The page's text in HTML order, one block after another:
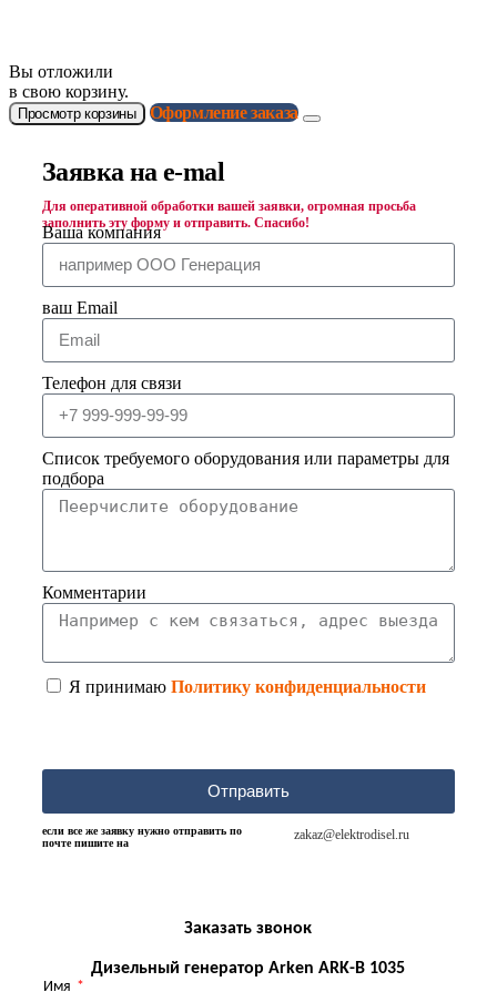
Вы отложили
в свою корзину.
Просмотр корзины Оформление заказа
Заявка на e-mal
Для оперативной обработки вашей заявки, огромная просьба
заполнить эту форму и отправить. Спасибо!
Ваша компания
ваш Email
Телефон для связи
Список требуемого оборудования или параметры для
подбора
Комментарии
Я принимаю Политику конфиденциальности
Отправить
если все же заявку нужно отправить по
почте пишите на
zakaz@elektrodisel.ru
Заказать звонок
Дизельный генератор Arken ARK-B 1035
Имя